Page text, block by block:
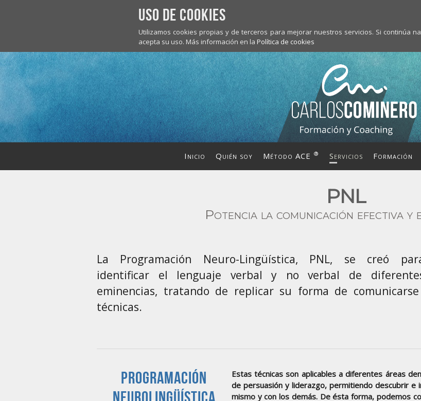
Uso de Cookies
Utilizamos cookies propias y de terceros para mejorar nuestros servicios. Si continúa
acepta su uso. Más información en la Política de cookies
Inicio Quién soy Método ACE ® Servicios Formación
PNL
Potencia la comunicación efectiva y
La Programación Neuro-Lingüística, PNL, se creó
identificar el lenguaje verbal y no verbal de
eminencias, tratando de replicar su forma de
técnicas.
Programación
Neurolingüística
Estas técnicas son aplicables a diferentes áreas
de persuasión y liderazgo, permitiendo descubrir e
mismo y con los demás. De ésta forma, podemos